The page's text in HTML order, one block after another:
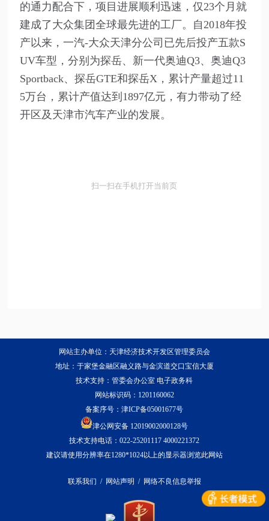
的通力配合下，项目进展顺利迅速，仅23个月就
建成了大众集团全球最先进的工厂。自2018年投
产以来，一汽-大众天津分公司已先后投产五款S
UV车型，分别为探岳、新一代奥迪Q3、奥迪Q3
Sportback、探岳GTE和探岳X，累计产量超过11
5万台，累计产值达到1897亿元，有力带动了经
开区及天津市汽车产业的发展。‍
扫一扫在手机打开当前页
网站主办单位：天津经济技术开发区管理委员会
地址：于家堡金融区融义路与金滨道交口宝信大厦
技术支持：管委会办公室 电子政务科
网站标识码：1201160062
备案序号：津ICP备05001677号
津公网安备 12019002000128号
技术支持电话：022-25201117 4000221372
建议请使用分辨率在1280*1024以上的显示器浏览此网站
联系我们 / 网站声明 / 网络不良信息举报